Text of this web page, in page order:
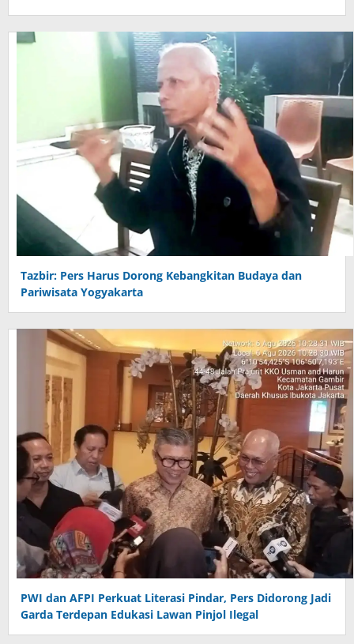
Tazbir: Pers Harus Dorong Kebangkitan Budaya dan
Pariwisata Yogyakarta
PWI dan AFPI Perkuat Literasi Pindar, Pers Didorong Jadi
Garda Terdepan Edukasi Lawan Pinjol Ilegal